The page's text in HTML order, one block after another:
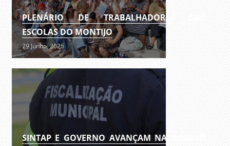
PLENÁRIO DE TRABALHADORES DAS
ESCOLAS DO MONTIJO
29 Junho, 2026
SINTAP E GOVERNO AVANÇAM NA REVISÃO